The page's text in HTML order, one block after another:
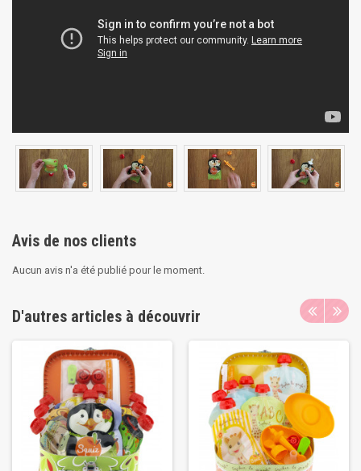
Avis de nos clients
Aucun avis n'a été publié pour le moment.
D'autres articles à découvrir